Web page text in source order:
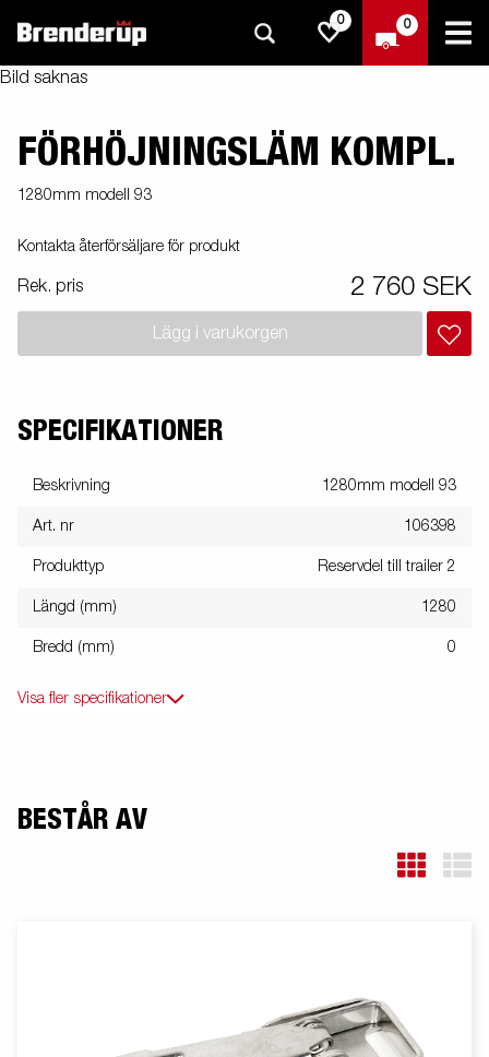
0 0
Bild saknas
FÖRHÖJNINGSLÄM KOMPL.
1280mm modell 93
Kontakta återförsäljare för produkt
Rek. pris 2 760 SEK
Lägg i varukorgen
SPECIFIKATIONER
Beskrivning 1280mm modell 93
Art. nr 106398
Produkttyp Reservdel till trailer 2
Längd (mm) 1280
Bredd (mm) 0
Visa fler specifikationer
BESTÅR AV